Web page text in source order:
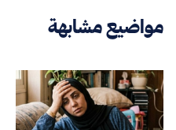
مواضيع مشابهة